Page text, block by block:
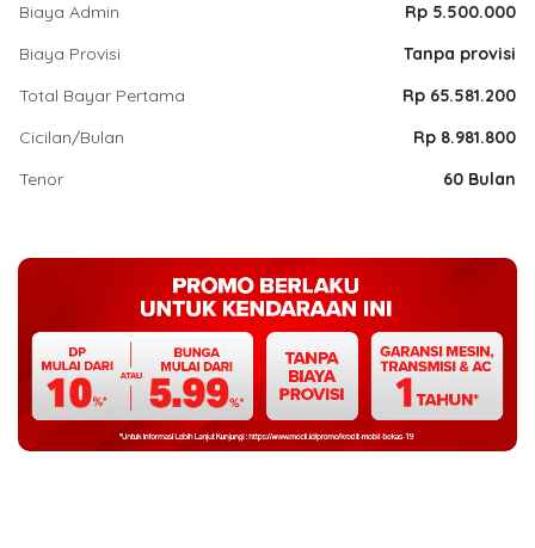
Biaya Admin
Rp 5.500.000
Biaya Provisi
Tanpa provisi
Total Bayar Pertama
Rp 65.581.200
Cicilan/Bulan
Rp 8.981.800
Tenor
60 Bulan